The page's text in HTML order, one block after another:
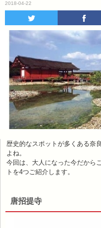
2018-04-22
歴史的なスポットが多くある奈
よね。
今回は、大人になった今だから
トを4つご紹介します。
唐招提寺